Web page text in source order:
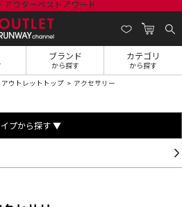
ブランド
から探す
カテゴリ
から探す
アウトレットトップ アクセサリー
プから探す ▼